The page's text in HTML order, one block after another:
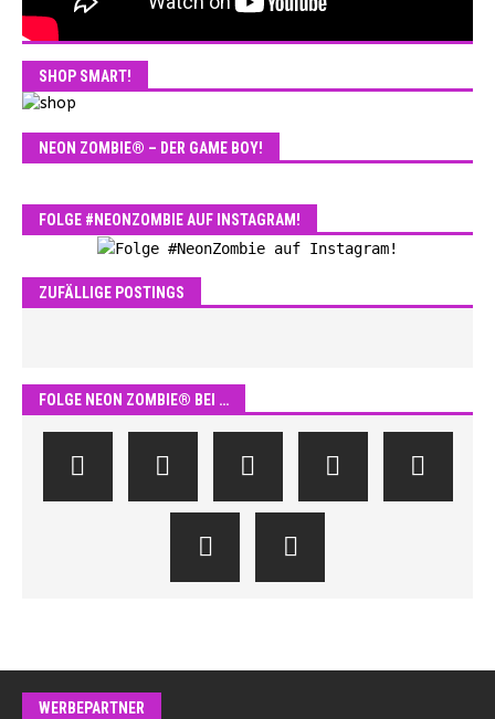
SHOP SMART!
NEON ZOMBIE® – DER GAME BOY!
FOLGE #NEONZOMBIE AUF INSTAGRAM!
ZUFÄLLIGE POSTINGS
FOLGE NEON ZOMBIE® BEI …
WERBEPARTNER